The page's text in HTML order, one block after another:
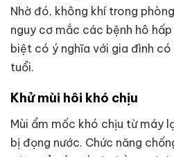
Nhờ đó, không khí trong
nguy cơ mắc các bệnh hô
biệt có ý nghĩa với gia đình
tuổi.
Khử mùi hôi khó chịu
Mùi ẩm mốc khó chịu từ máy
bị đọng nước. Chức năng